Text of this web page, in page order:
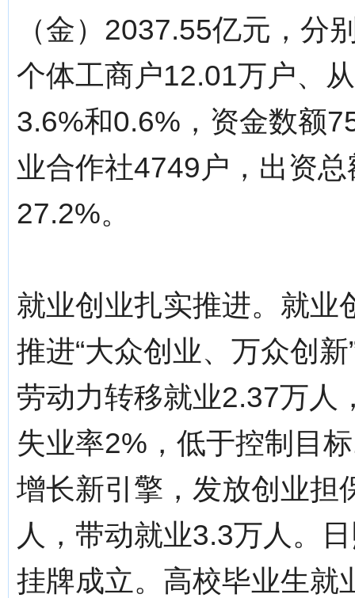
（金）2037.55亿元，分
个体工商户12.01万户、
3.6%和0.6%，资金数额
业合作社4749户，出资
27.2%。
就业创业扎实推进。就业
推进“大众创业、万众创
劳动力转移就业2.37万人
失业率2%，低于控制目
增长新引擎，发放创业担
人，带动就业3.3万人。
挂牌成立。高校毕业生就